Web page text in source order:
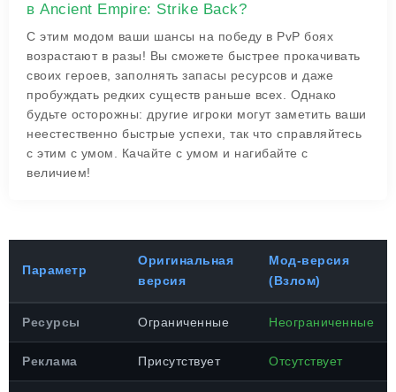
в Ancient Empire: Strike Back?
С этим модом ваши шансы на победу в PvP боях
возрастают в разы! Вы сможете быстрее прокачивать
своих героев, заполнять запасы ресурсов и даже
пробуждать редких существ раньше всех. Однако
будьте осторожны: другие игроки могут заметить ваши
неестественно быстрые успехи, так что справляйтесь
с этим с умом. Качайте с умом и нагибайте с
величием!
Параметр
Оригинальная
версия
Мод-версия
(Взлом)
Ресурсы Ограниченные Неограниченные
Реклама Присутствует Отсутствует